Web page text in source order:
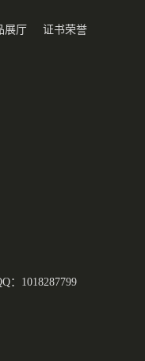
展厅 证书荣誉
：1018287799